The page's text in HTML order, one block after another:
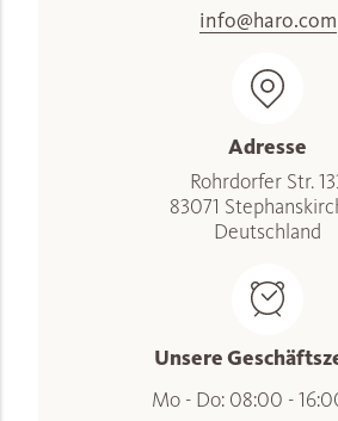
info@haro.com
Adresse
Rohrdorfer Str.
83071
Deutschland
Unsere
Mo - Do: 08:00 -